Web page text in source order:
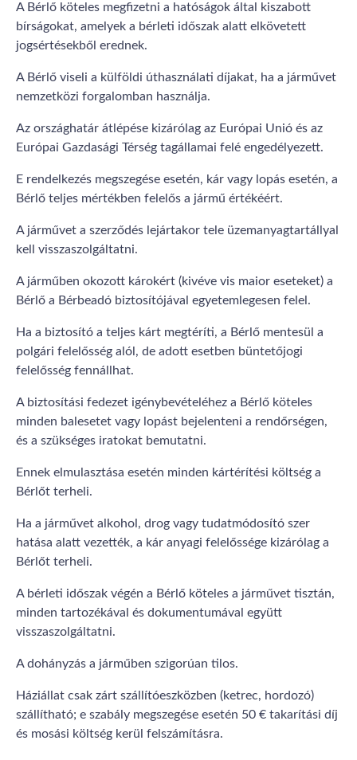
A Bérlő köteles megfizetni a hatóságok által kiszabott
bírságokat, amelyek a bérleti időszak alatt elkövetett
jogsértésekből erednek.
A Bérlő viseli a külföldi úthasználati díjakat, ha a járművet
nemzetközi forgalomban használja.
Az országhatár átlépése kizárólag az Európai Unió és az
Európai Gazdasági Térség tagállamai felé engedélyezett.
E rendelkezés megszegése esetén, kár vagy lopás esetén, a
Bérlő teljes mértékben felelős a jármű értékéért.
A járművet a szerződés lejártakor tele üzemanyagtartállyal
kell visszaszolgáltatni.
A járműben okozott károkért (kivéve vis maior eseteket) a
Bérlő a Bérbeadó biztosítójával egyetemlegesen felel.
Ha a biztosító a teljes kárt megtéríti, a Bérlő mentesül a
polgári felelősség alól, de adott esetben büntetőjogi
felelősség fennállhat.
A biztosítási fedezet igénybevételéhez a Bérlő köteles
minden balesetet vagy lopást bejelenteni a rendőrségen,
és a szükséges iratokat bemutatni.
Ennek elmulasztása esetén minden kártérítési költség a
Bérlőt terheli.
Ha a járművet alkohol, drog vagy tudatmódosító szer
hatása alatt vezették, a kár anyagi felelőssége kizárólag a
Bérlőt terheli.
A bérleti időszak végén a Bérlő köteles a járművet tisztán,
minden tartozékával és dokumentumával együtt
visszaszolgáltatni.
A dohányzás a járműben szigorúan tilos.
Háziállat csak zárt szállítóeszközben (ketrec, hordozó)
szállítható; e szabály megszegése esetén 50 € takarítási díj
és mosási költség kerül felszámításra.